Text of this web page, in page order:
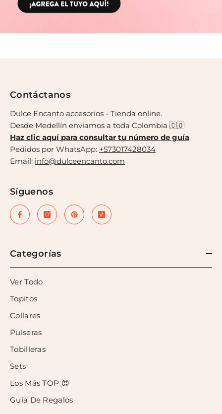
Contáctanos
Dulce Encanto accesorios - Tienda online.
Desde Medellín enviamos a toda Colombia 🇨🇴
Haz clic aquí para consultar tu número de guía
Pedidos por WhatsApp: +573017428034
Email: info@dulceencanto.com
Síguenos
Categorías
Ver Todo
Topitos
Collares
Pulseras
Tobilleras
Sets
Los Más TOP 😍
Guía De Regalos